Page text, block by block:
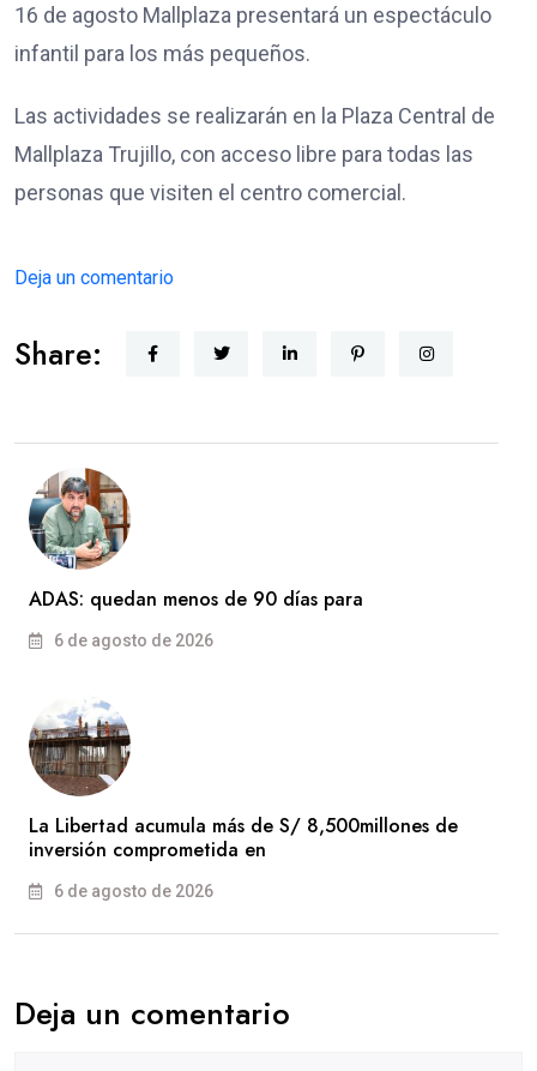
16 de agosto Mallplaza presentará un espectáculo
infantil para los más pequeños.
Las actividades se realizarán en la Plaza Central de
Mallplaza Trujillo, con acceso libre para todas las
personas que visiten el centro comercial.
Deja un comentario
Share:
ADAS: quedan menos de 90 días para
6 de agosto de 2026
La Libertad acumula más de S/ 8,500millones de
inversión comprometida en
6 de agosto de 2026
Deja un comentario